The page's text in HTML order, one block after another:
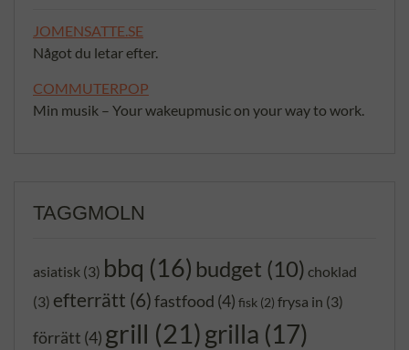
JOMENSATTE.SE
Något du letar efter.
COMMUTERPOP
Min musik – Your wakeupmusic on your way to work.
TAGGMOLN
asiatisk (3) bbq (16) budget (10) choklad
(3) efterrätt (6)fastfood (4) fisk (2) frysa in (3)
förrätt (4) grill (21)grilla (17)